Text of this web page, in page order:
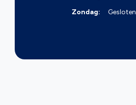
Zondag:
Gesloten